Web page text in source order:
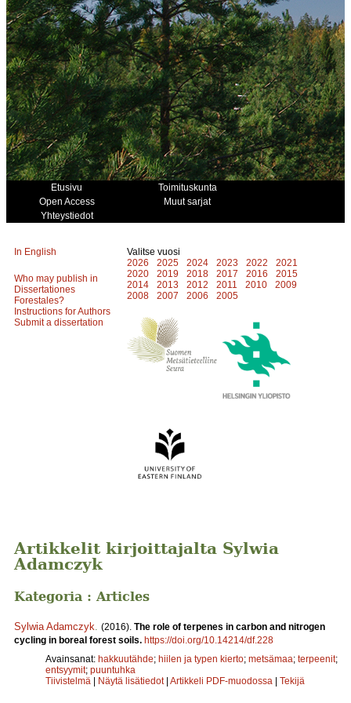
Etusivu
Toimituskunta
Open Access
Muut sarjat
Yhteystiedot
In English
Who may publish in
Dissertationes
Forestales?
Instructions for Authors
Submit a dissertation
Valitse vuosi
2026
2025 2024 2023 2022
2021
2020
2019 2018 2017 2016
2015
2014
2013 2012 2011 2010
2009
2008
2007 2006 2005
Artikkelit kirjoittajalta Sylwia
Adamczyk
Kategoria : Articles
Sylwia Adamczyk (2016). The role of terpenes in carbon and nitrogen
cycling in boreal forest soils. https://doi.org/10.14214/df.228
Avainsanat: hakkuutähde; hiilen ja typen kierto; metsämaa; terpeenit;
entsyymit; puuntuhka
Tiivistelmä | Näytä lisätiedot | Artikkeli PDF-muodossa | Tekijä